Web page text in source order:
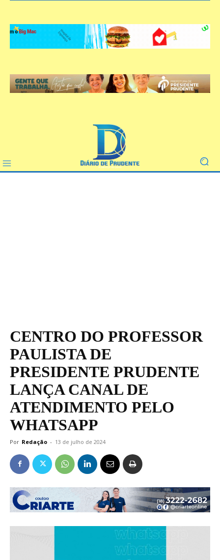
CENTRO DO PROFESSOR
PAULISTA DE
PRESIDENTE PRUDENTE
LANÇA CANAL DE
ATENDIMENTO PELO
WHATSAPP
Por Redação - 13 de julho de 2024